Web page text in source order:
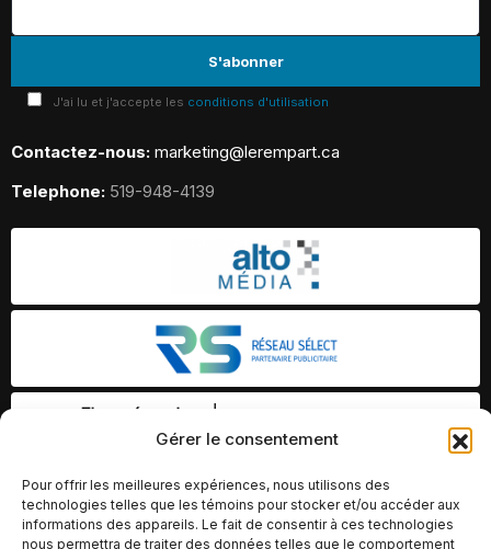
Gérer le consentement
Pour offrir les meilleures expériences, nous utilisons des
technologies telles que les témoins pour stocker et/ou accéder aux
informations des appareils. Le fait de consentir à ces technologies
nous permettra de traiter des données telles que le comportement
J'ai lu et j'accepte les conditions d'utilisation
Contactez-nous: marketing@lerempart.ca
Telephone: 519-948-4139